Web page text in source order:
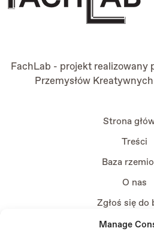
Manage
FachLab - projekt realizowany
Przemysłów Kreatywnych
Strona
Treści
Baza
O nas
Zgłoś się do